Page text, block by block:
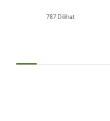
787 Dilihat